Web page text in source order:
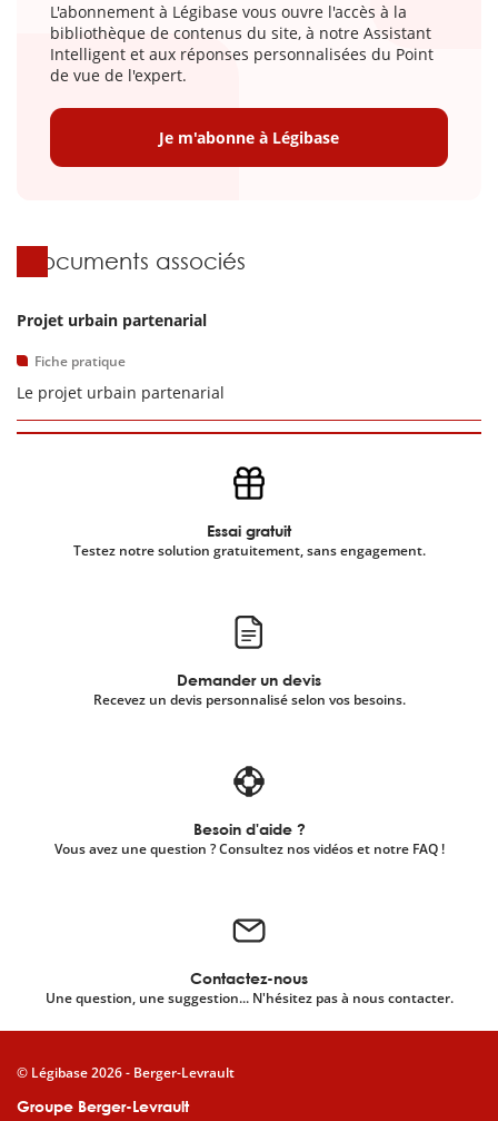
L'abonnement à Légibase vous ouvre l'accès à la
bibliothèque de contenus du site, à notre Assistant
Intelligent et aux réponses personnalisées du Point
de vue de l'expert.
Je m'abonne à Légibase
Documents associés
Projet urbain partenarial
Fiche pratique
Le projet urbain partenarial
Essai gratuit
Testez notre solution gratuitement, sans engagement.
Demander un devis
Recevez un devis personnalisé selon vos besoins.
Besoin d'aide ?
Vous avez une question ? Consultez nos vidéos et notre FAQ !
Contactez-nous
Une question, une suggestion... N'hésitez pas à nous contacter.
Groupe Berger-Levrault
© Légibase 2026 - Berger-Levrault